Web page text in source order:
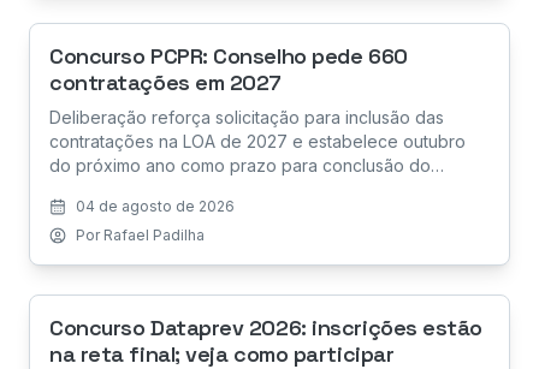
Concurso PCPR: Conselho pede 660
contratações em 2027
Deliberação reforça solicitação para inclusão das
contratações na LOA de 2027 e estabelece outubro
do próximo ano como prazo para conclusão do
04 de agosto de 2026
Por Rafael Padilha
Concurso Dataprev 2026: inscrições estão
na reta final; veja como participar